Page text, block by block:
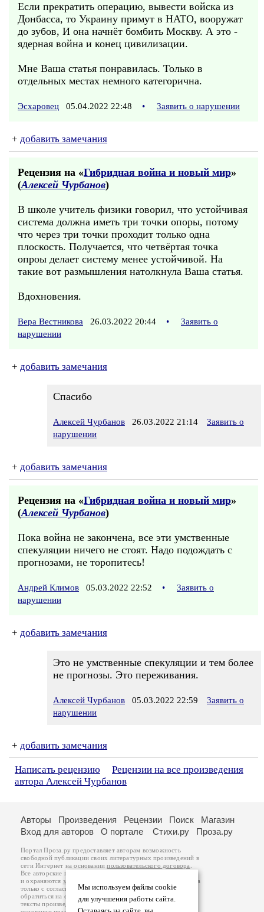
Если прекратить операцию, вывести войска из
Донбасса, то Украину примут в НАТО, вооружат
до зубов, И она начнёт бомбить Москву. А это -
ядерная война и конец цивилизации.
Мне Ваша статья понравилась. Только в
отдельных местах немного категорична.
Эсхаровец 05.04.2022 22:48 • Заявить о нарушении
+ добавить замечания
Рецензия на «Гибридная война и новый мир»
(Алексей Чурбанов)
В школе учитель физики говорил, что устойчивая
система должна иметь три точки опоры, потому
что через три точки проходит только одна
плоскость. Получается, что четвёртая точка
опроы делает систему менее устойчивой. На
такие вот размышления натолкнула Ваша статья.
Вдохновения.
Вера Вестникова 26.03.2022 20:44 •
Заявить о
нарушении
+ добавить замечания
Спасибо
Алексей Чурбанов 26.03.2022 21:14
Заявить о
нарушении
+ добавить замечания
Рецензия на «Гибридная война и новый мир»
(Алексей Чурбанов)
Пока война не закончена, все эти умственные
спекуляции ничего не стоят. Надо подождать с
прогнозами, не торопитесь!
Андрей Климов 05.03.2022 22:52 •
Заявить о
нарушении
+ добавить замечания
Это не умственные спекуляции и тем более
не прогнозы. Это переживания.
Алексей Чурбанов 05.03.2022 22:59
Заявить о
нарушении
+ добавить замечания
Написать рецензию
Рецензии на все произведения
автора Алексей Чурбанов
Мы используем файлы cookie
для улучшения работы сайта.
Авторы Произведения Рецензии Поиск
Магазин
Вход для авторов
О портале Стихи.ру Проза.ру
Портал Проза.ру предоставляет авторам возможность
свободной публикации своих литературных произведений в
сети Интернет на основаниипользовательского договора
Все авторские права на произведения принадлежат авторам
и охраняются законом
. Перепечатка произведений возможна
только с согласия его автора, к которому вы можете
обратиться на его авторской странице. Ответственность за
тексты произведений авторы несут самостоятельно на